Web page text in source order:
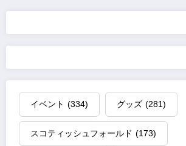
イベント (334) グッズ (281)
スコティッシュフォールド (173)